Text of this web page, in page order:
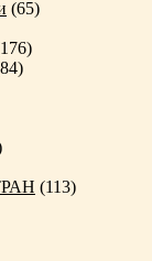
(65)
(113)